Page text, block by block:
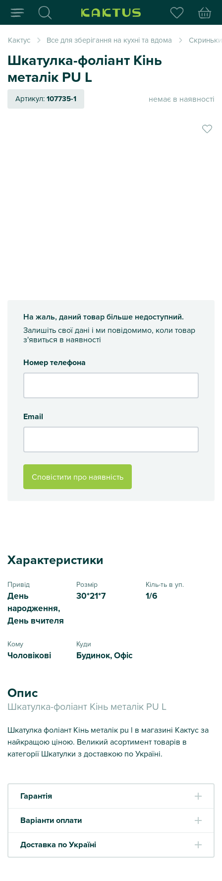
Інтернет-магазин
Кактус Все для зберігання на кухні та вдома Скриньки
Шкатулка-фоліант Кінь
металік PU L
Артикул:107735-1 немає в наявності
На жаль, даний товар більше недоступний.
Залишіть свої дані і ми повідомимо, коли товар
з'явиться в наявності
Номер телефона
Email
Сповістити про наявність
Характеристики
Привід
День
народження,
День вчителя
Розмір
30*21*7
Кіль-ть в уп.
1/6
Кому
Чоловікові
Куди
Будинок, Офіс
Опис
Шкатулка-фоліант Кінь металік PU L
Шкатулка фоліант Кінь металік pu l в магазині Кактус за
найкращою ціною. Великий асортимент товарів в
категорії Шкатулки з доставкою по Україні.
Гарантія
Варіанти оплати
Доставка по Україні